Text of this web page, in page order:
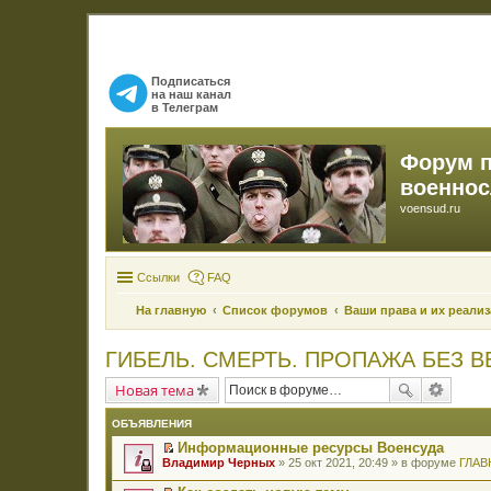
Подписаться
на наш канал
в Телеграм
Форум
voensud.ru
Ссылки FAQ
На главную Список форумов Ваши права и их
ГИБЕЛЬ. СМЕРТЬ. ПРОПАЖА БЕЗ
Новая тема
ОБЪЯВЛЕНИЯ
П
р
Информационные ресурсы Военсуда
Владимир Черных » 25 окт 2021, 20:49 » в форуме